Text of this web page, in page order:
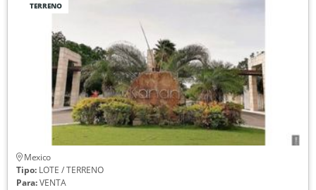
TERRENO
Mexico
Tipo:LOTE / TERRENO
Para:VENTA